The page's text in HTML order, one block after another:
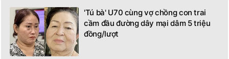
'Tú bà' U70 cùng vợ chồng con trai
cầm đầu đường dây mại dâm 5 triệu
đồng/lượt